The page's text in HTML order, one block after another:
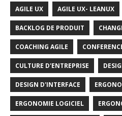
AGILE UX AGILE UX- LEANUX
BACKLOG DE PRODUIT
COACHING AGILE
CULTURE D'ENTREPRISE
DESIGN D'INTERFACE
ERGONOMIE LOGICIEL